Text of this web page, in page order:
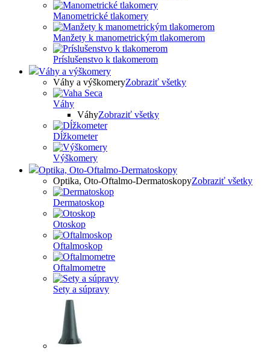
Manometrické tlakomery
Manžety k manometrickým tlakomerom
Príslušenstvo k tlakomerom
Váhy a výškomery
Váhy a výškomeryZobraziť všetky
Váhy
VáhyZobraziť všetky
Dĺžkometer
Výškomery
Optika, Oto-Oftalmo-Dermatoskopy
Optika, Oto-Oftalmo-DermatoskopyZobraziť všetky
Dermatoskop
Otoskop
Oftalmoskop
Oftalmometre
Sety a súpravy